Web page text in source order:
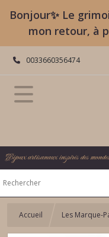
Bonjour✨ Le
mon retour, à
0033660356474
Bijoux artisanaux inspirés des
Accueil Les Marque-